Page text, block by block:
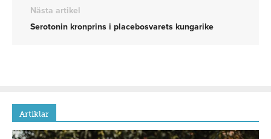
Nästa artikel
Serotonin kronprins i placebosvarets kungarike
Artiklar